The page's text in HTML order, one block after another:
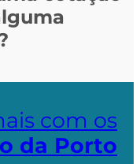
com os
da Porto